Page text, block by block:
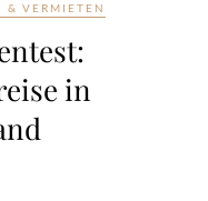
& VERMIETEN
in